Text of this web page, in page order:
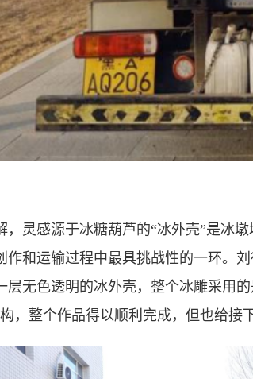
，灵感源于冰糖葫芦的“冰外壳”是冰
作和运输过程中最具挑战性的一环。
层无色透明的冰外壳，整个冰雕采用
，整个作品得以顺利完成，但也给接